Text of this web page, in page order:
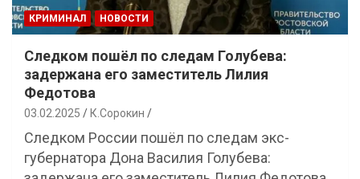
КРИМИНАЛ НОВОСТИ
Следком пошёл по следам Голубева:
задержана его заместитель Лилия
Федотова
03.02.2025 К.Сорокин
Следком России пошёл по следам экс-
губернатора Дона Василия Голубева: